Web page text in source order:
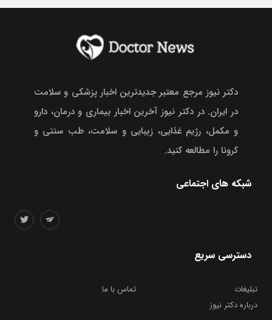
دکتر نیوز مرجع معتبر جدیدترین اخبار پزشکی و سلامت
در ایران. در دکتر نیوز آخرین اخبار بیماری و درمان، دارو
و مکمل، رژیم غذایی، زیبایی و سلامت، طب سنتی و
کرونا را مطالعه کنید.
شبکه های اجتماعی
دسترسی سریع
تبلیغات
تماس با ما
درباره دکتر نیوز